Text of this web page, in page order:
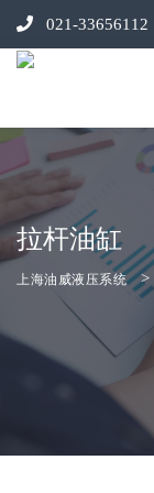
021-33656112
拉杆油缸
上海油威液压系统 >